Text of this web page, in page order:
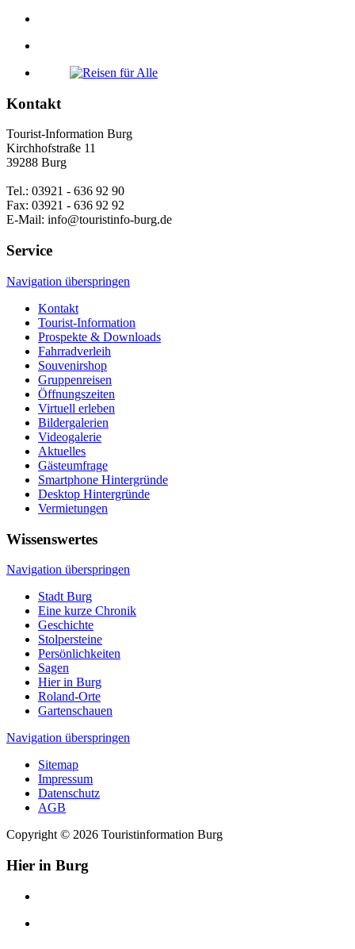
Kontakt
Tourist-Information Burg
Kirchhofstraße 11
39288 Burg
Tel.: 03921 - 636 92 90
Fax: 03921 - 636 92 92
E-Mail: info@touristinfo-burg.de
Service
Navigation überspringen
Kontakt
Tourist-Information
Prospekte & Downloads
Fahrradverleih
Souvenirshop
Gruppenreisen
Öffnungszeiten
Virtuell erleben
Bildergalerien
Videogalerie
Aktuelles
Gästeumfrage
Smartphone Hintergründe
Desktop Hintergründe
Vermietungen
Wissenswertes
Navigation überspringen
Stadt Burg
Eine kurze Chronik
Geschichte
Stolpersteine
Persönlichkeiten
Sagen
Hier in Burg
Roland-Orte
Gartenschauen
Navigation überspringen
Sitemap
Impressum
Datenschutz
AGB
Copyright © 2026 Touristinformation Burg
Hier in Burg